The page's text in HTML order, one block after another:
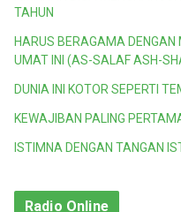
TAHUN
HARUS BERAGAMA DENGAN
UMAT INI (AS-SALAF ASH-
DUNIA INI KOTOR SEPERTI
KEWAJIBAN PALING
ISTIMNA DENGAN TANGAN
Radio Online